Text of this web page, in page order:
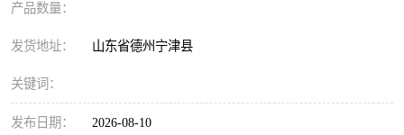
产品数量：
发货地址： 山东省德州宁津县
关键词：
发布日期： 2026-08-10